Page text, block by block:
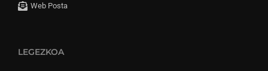
Web Posta
LEGEZKOA